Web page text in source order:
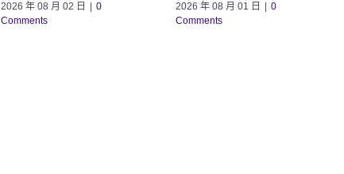
2026 年 08 月 02 日
0
Comments
2026 年 08 月 01 日
0
Comments